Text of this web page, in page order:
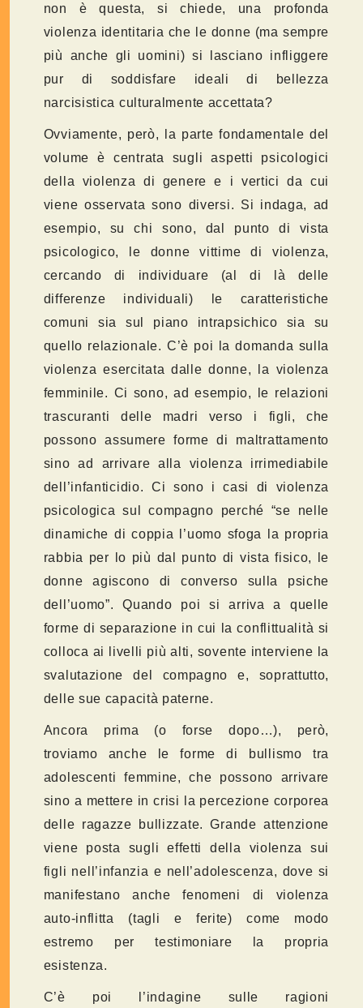
non è questa, si chiede, una profonda
violenza identitaria che le donne (ma sempre
più anche gli uomini) si lasciano infliggere
pur di soddisfare ideali di bellezza
narcisistica culturalmente accettata?
Ovviamente, però, la parte fondamentale del
volume è centrata sugli aspetti psicologici
della violenza di genere e i vertici da cui
viene osservata sono diversi. Si indaga, ad
esempio, su chi sono, dal punto di vista
psicologico, le donne vittime di violenza,
cercando di individuare (al di là delle
differenze individuali) le caratteristiche
comuni sia sul piano intrapsichico sia su
quello relazionale. C’è poi la domanda sulla
violenza esercitata dalle donne, la violenza
femminile. Ci sono, ad esempio, le relazioni
trascuranti delle madri verso i figli, che
possono assumere forme di maltrattamento
sino ad arrivare alla violenza irrimediabile
dell’infanticidio. Ci sono i casi di violenza
psicologica sul compagno perché “se nelle
dinamiche di coppia l’uomo sfoga la propria
rabbia per lo più dal punto di vista fisico, le
donne agiscono di converso sulla psiche
dell’uomo”. Quando poi si arriva a quelle
forme di separazione in cui la conflittualità si
colloca ai livelli più alti, sovente interviene la
svalutazione del compagno e, soprattutto,
delle sue capacità paterne.
Ancora prima (o forse dopo…), però,
troviamo anche le forme di bullismo tra
adolescenti femmine, che possono arrivare
sino a mettere in crisi la percezione corporea
delle ragazze bullizzate. Grande attenzione
viene posta sugli effetti della violenza sui
figli nell’infanzia e nell’adolescenza, dove si
manifestano anche fenomeni di violenza
auto-inflitta (tagli e ferite) come modo
estremo per testimoniare la propria
esistenza.
C’è poi l’indagine sulle ragioni